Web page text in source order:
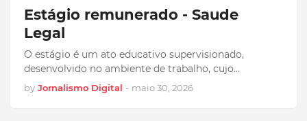
Estágio remunerado - Saude
Legal
O estágio é um ato educativo supervisionado,
desenvolvido no ambiente de trabalho, cujo…
by Jornalismo Digital - maio 30, 2026